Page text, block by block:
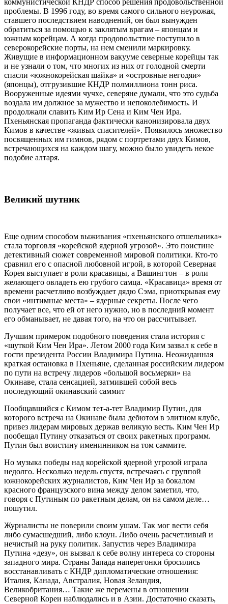
коммунистической КНДР способ решения продовольственной
проблемы. В 1996 году, во время самого сильного неурожая,
ставшего последствием наводнений, он был вынужден
обратиться за помощью к заклятым врагам – японцам и
южным корейцам. А когда продовольствие поступило в
северокорейские порты, на нем сменили маркировку.
Живущие в информационном вакууме северные корейцы так
и не узнали о том, что многих из них от голодной смерти
спасли «южнокорейская шайка» и «островные негодяи»
(японцы), отгрузившие КНДР полмиллиона тонн риса.
Вооруженные идеями чучхе, северяне думали, что это судьба
воздала им должное за мужество и непоколебимость. И
продолжали славить Ким Ир Сена и Ким Чен Ира.
Пхеньянская пропаганда фактически канонизировала двух
Кимов в качестве «живых спасителей». Появилось множество
посвященных им гимнов, рядом с портретами двух Кимов,
встречающихся на каждом шагу, можно было увидеть некое
подобие алтаря.
Великий шутник
Еще одним способом выживания «пхеньянского отшельника»
стала торговля «корейской ядерной угрозой». Это поистине
детективный сюжет современной мировой политики. Кто-то
сравнил его с опасной любовной игрой, в которой Северная
Корея выступает в роли красавицы, а Вашингтон – в роли
желающего овладеть ею грубого самца. «Красавица» время от
времени расчетливо возбуждает дядю Сэма, приоткрывая ему
свои «интимные места» – ядерные секреты. После чего
получает все, что ей от него нужно, но в последний момент
его обманывает, не давая того, на что он рассчитывает.
Лучшим примером подобного поведения стала история с
«шуткой Ким Чен Ира». Летом 2000 года Ким зазвал к себе в
гости президента России Владимира Путина. Неожиданная
краткая остановка в Пхеньяне, сделанная российским лидером
по пути на встречу лидеров «большой восьмерки» на
Окинаве, стала сенсацией, затмившей собой весь
последующий окинавский саммит
Пообщавшийся с Кимом тет-а-тет Владимир Путин, для
которого встреча на Окинаве была дебютом в элитном клубе,
привез лидерам мировых держав великую весть. Ким Чен Ир
пообещал Путину отказаться от своих ракетных программ.
Путин был воистину именинником на том саммите.
Но музыка победы над корейской ядерной угрозой играла
недолго. Несколько недель спустя, встречаясь с группой
южнокорейских журналистов, Ким Чен Ир за бокалом
красного французского вина между делом заметил, что,
говоря с Путиным по ракетным делам, он на самом деле…
пошутил.
Журналисты не поверили своим ушам. Так мог вести себя
либо сумасшедший, либо клоун. Либо очень расчетливый и
нечистый на руку политик. Запустив через Владимира
Путина «дезу», он вызвал к себе волну интереса со стороны
западного мира. Страны Запада наперегонки бросились
восстанавливать с КНДР дипломатические отношения:
Италия, Канада, Австралия, Новая Зеландия,
Великобритания… Такие же перемены в отношении
Северной Кореи наблюдались и в Азии. Достаточно сказать,